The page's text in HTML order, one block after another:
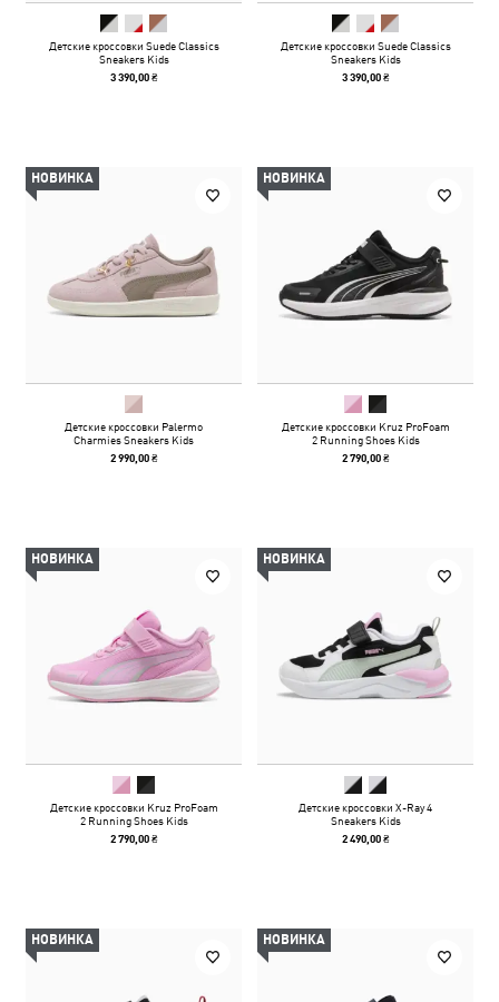
Детские кроссовки Suede Classics
Sneakers Kids
3 390,00 ₴
Детские кроссовки Suede Classics
Sneakers Kids
3 390,00 ₴
НОВИНКА
Детские кроссовки Palermo
Charmies Sneakers Kids
2 990,00 ₴
НОВИНКА
Детские кроссовки Kruz ProFoam
2 Running Shoes Kids
2 790,00 ₴
НОВИНКА
Детские кроссовки Kruz ProFoam
2 Running Shoes Kids
2 790,00 ₴
НОВИНКА
Детские кроссовки X-Ray 4
Sneakers Kids
2 490,00 ₴
НОВИНКА НОВИНКА